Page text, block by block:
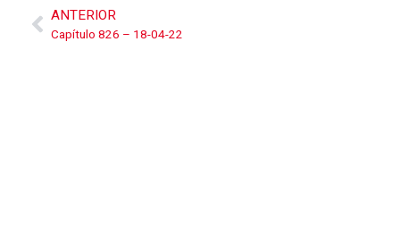
ANTERIOR
Capítulo 826 – 18-04-22